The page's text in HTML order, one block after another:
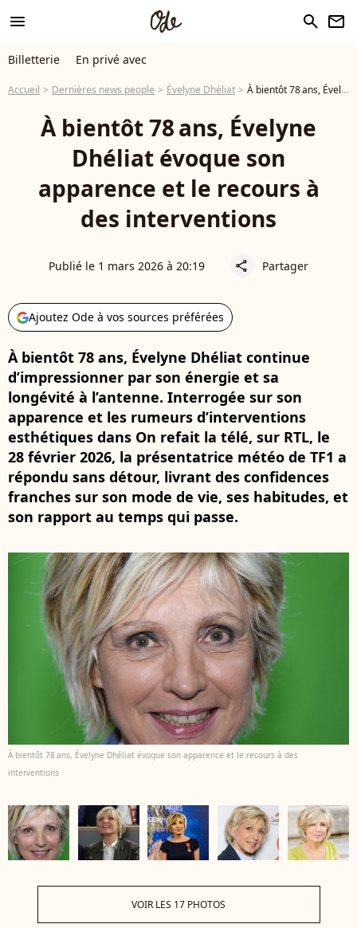
menu search newsletter
Billetterie En privé avec
Accueil Dernières news people Évelyne Dhéliat À bientôt 78 ans, Évelyne Dhéliat évoque son apparence et le recours à des interventions
À bientôt 78 ans, Évelyne
Dhéliat évoque son
apparence et le recours à
des interventions
Publié le 1 mars 2026 à 20:19 share Partager
Ajoutez Ode à vos sources préférées
À bientôt 78 ans, Évelyne Dhéliat continue
d’impressionner par son énergie et sa
longévité à l’antenne. Interrogée sur son
apparence et les rumeurs d’interventions
esthétiques dans On refait la télé, sur RTL, le
28 février 2026, la présentatrice météo de TF1 a
répondu sans détour, livrant des confidences
franches sur son mode de vie, ses habitudes, et
son rapport au temps qui passe.
À bientôt 78 ans, Évelyne Dhéliat évoque son apparence et le recours à des
interventions
VOIR LES 17 PHOTOS